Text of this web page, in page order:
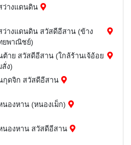
ว่างแดนดิน
ว่างแดนดิน สวัสดีอีสาน (ข้าง
ยพาณิชย์)
ต้าย สวัสดีอีสาน (ใกล้ร้านเจ้อ้อย
ง)
กุดจิก สวัสดีอีสาน
นองหาน (หนองเม็ก)
นองหาน สวัสดีอีสาน